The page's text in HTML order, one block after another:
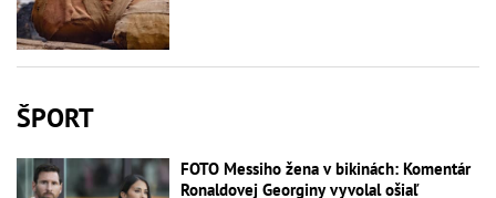
ŠPORT
FOTO Messiho žena v bikinách: Komentár
Ronaldovej Georginy vyvolal ošiaľ